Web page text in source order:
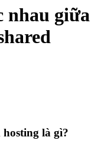
nhau giữa
hosting là gì?